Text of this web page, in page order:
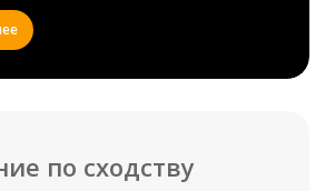
по сходству